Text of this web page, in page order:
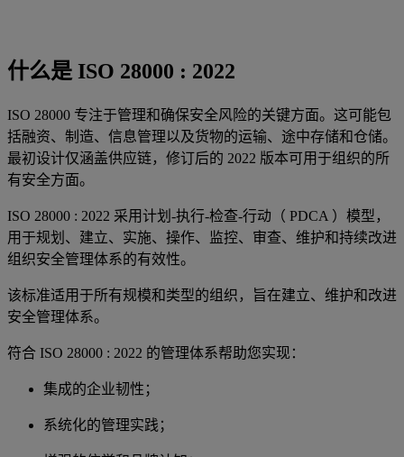
什么是 ISO 28000 : 2022
ISO 28000 专注于管理和确保安全风险的关键方面。这可能包
括融资、制造、信息管理以及货物的运输、途中存储和仓储。
最初设计仅涵盖供应链，修订后的 2022 版本可用于组织的所
有安全方面。
ISO 28000 : 2022 采用计划-执行-检查-行动（ PDCA ）模型，
用于规划、建立、实施、操作、监控、审查、维护和持续改进
组织安全管理体系的有效性。
该标准适用于所有规模和类型的组织，旨在建立、维护和改进
安全管理体系。
符合 ISO 28000 : 2022 的管理体系帮助您实现：
集成的企业韧性；
系统化的管理实践；